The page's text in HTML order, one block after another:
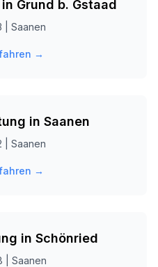
Grund b. Gstaad
Saanen
→
in Saanen
Saanen
→
in Schönried
Saanen